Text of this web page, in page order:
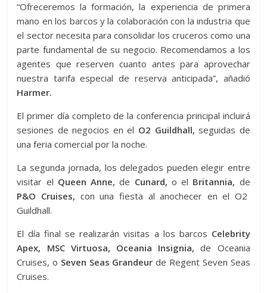
“Ofreceremos la formación, la experiencia de primera
mano en los barcos y la colaboración con la industria que
el sector necesita para consolidar los cruceros como una
parte fundamental de su negocio. Recomendamos a los
agentes que reserven cuanto antes para aprovechar
nuestra tarifa especial de reserva anticipada”, añadió
Harmer.
El primer día completo de la conferencia principal incluirá
sesiones de negocios en el O2 Guildhall, seguidas de
una feria comercial por la noche.
La segunda jornada, los delegados pueden elegir entre
visitar el Queen Anne, de Cunard, o el Britannia, de
P&O Cruises, con una fiesta al anochecer en el O2
Guildhall.
El día final se realizarán visitas a los barcos Celebrity
Apex, MSC Virtuosa, Oceania Insignia, de Oceania
Cruises, o Seven Seas Grandeur de Regent Seven Seas
Cruises.